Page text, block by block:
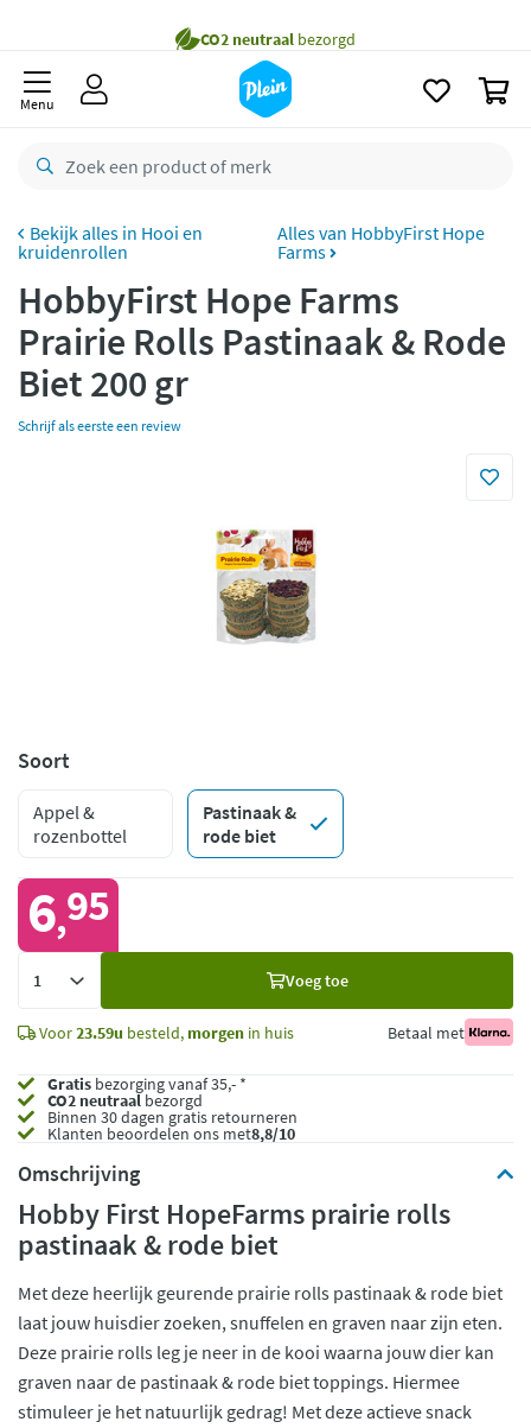
Bestelling uiterlijkmaandag
Gratisretourneren
Betaal met Klarna
Menu
Hooi en
kruidenrollen
Alles van HobbyFirst Hope
Farms
HobbyFirst Hope Farms
Prairie Rolls Pastinaak & Rode
Biet 200 gr
Schrijf als eerste een review
Soort
Appel &
rozenbottel
Pastinaak &
rode biet
6,95
Voeg toe
Voor23.59u besteld, morgen in huis Betaal met
Gratis bezorging vanaf 35,- *
CO2 neutraalbezorgd
Binnen 30 dagen gratis retourneren
Klanten beoordelen ons met8,8/10
Omschrijving
Hobby First HopeFarms prairie rolls
pastinaak & rode biet
Met deze heerlijk geurende prairie rolls pastinaak & rode biet
laat jouw huisdier zoeken, snuffelen en graven naar zijn eten.
Deze prairie rolls leg je neer in de kooi waarna jouw dier kan
graven naar de pastinaak & rode biet toppings. Hiermee
stimuleer je het natuurlijk gedrag! Met deze actieve snack